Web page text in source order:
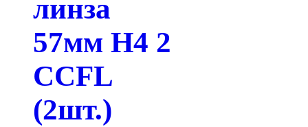
линза
57мм H4 2
CCFL
(2шт.)